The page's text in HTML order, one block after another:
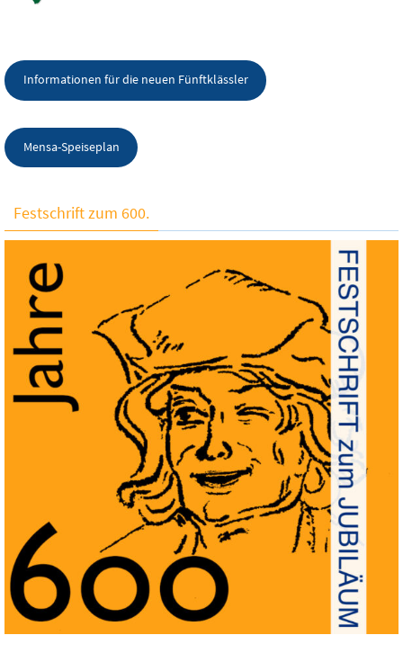
Informationen für die neuen Fünftklässler
Mensa-Speiseplan
Festschrift zum 600.